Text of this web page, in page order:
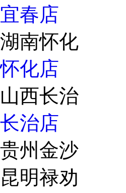
宜春店
湖南怀化
怀化店
山西长治
长治店
贵州金沙
昆明禄劝